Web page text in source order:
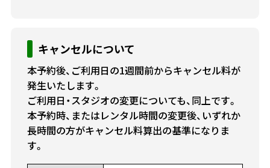
キャンセルについて
本予約後、ご利用日の1週間前からキャンセル料が
発生いたします。
ご利用日・スタジオの変更についても、同上です。
本予約時、またはレンタル時間の変更後、いずれか
長時間の方がキャンセル料算出の基準になりま
す。